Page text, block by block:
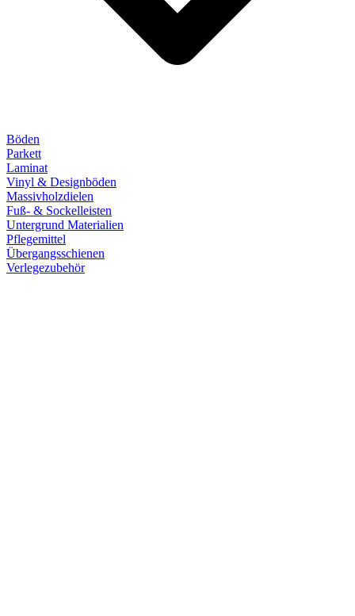
Böden
Parkett
Laminat
Vinyl & Designböden
Massivholzdielen
Fuß- & Sockelleisten
Untergrund Materialien
Pflegemittel
Übergangsschienen
Verlegezubehör